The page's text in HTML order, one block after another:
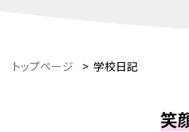
トップページ > 学校日記
笑